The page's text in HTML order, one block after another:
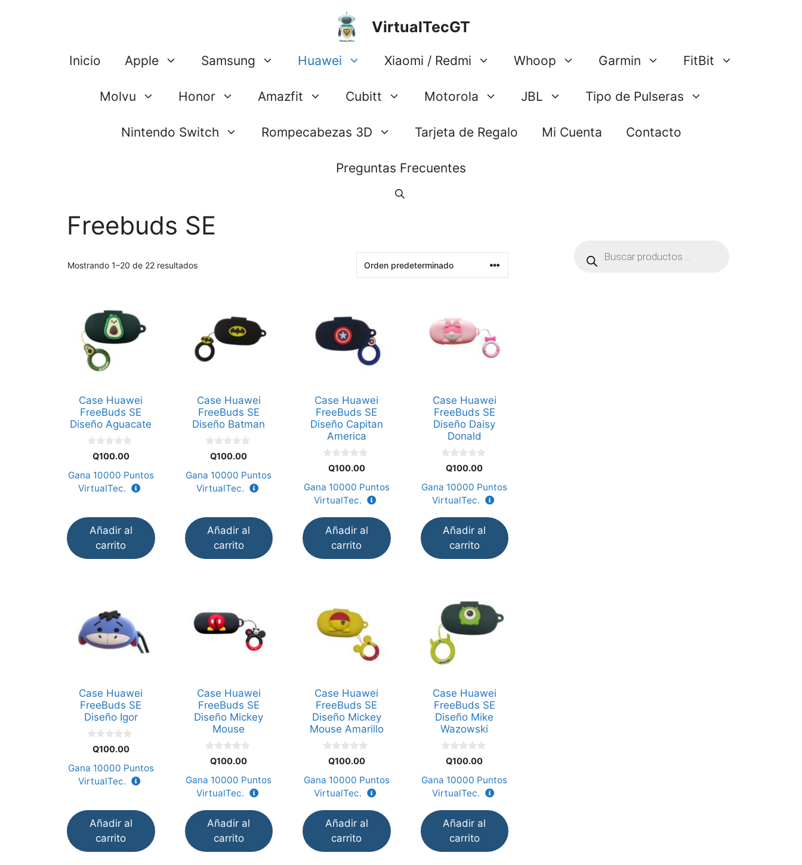
VirtualTecGT
Inicio Apple Samsung Huawei Xiaomi / Redmi Whoop Garmin FitBit
Molvu Honor Amazfit Cubitt Motorola JBL Tipo de Pulseras
Nintendo Switch Rompecabezas 3D Tarjeta de Regalo Mi Cuenta Contacto
Preguntas Frecuentes
Freebuds SE
Mostrando 1–20 de 22 resultados
Case Huawei
FreeBuds SE
Diseño Aguacate
5
Q100.00
Gana 10000 Puntos
VirtualTec.
Añadir al
carrito
Case Huawei
FreeBuds SE
Diseño Batman
5
Q100.00
Gana 10000 Puntos
VirtualTec.
Añadir al
carrito
Case Huawei
FreeBuds SE
Diseño Capitan
America
5
Q100.00
Gana 10000 Puntos
VirtualTec.
Añadir al
carrito
Case Huawei
FreeBuds SE
Diseño Daisy
Donald
5
Q100.00
Gana 10000 Puntos
VirtualTec.
Añadir al
carrito
Case Huawei
FreeBuds SE
Diseño Igor
5
Q100.00
Gana 10000 Puntos
VirtualTec.
Añadir al
carrito
Case Huawei
FreeBuds SE
Diseño Mickey
Mouse
5
Q100.00
Gana 10000 Puntos
VirtualTec.
Añadir al
carrito
Case Huawei
FreeBuds SE
Diseño Mickey
Mouse Amarillo
5
Q100.00
Gana 10000 Puntos
VirtualTec.
Añadir al
carrito
Case Huawei
FreeBuds SE
Diseño Mike
Wazowski
5
Q100.00
Gana 10000 Puntos
VirtualTec.
Añadir al
carrito
productos